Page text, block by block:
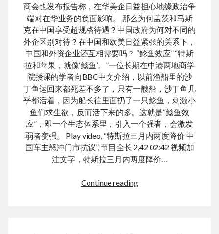
December 2019
September 2019
March 2019
December 2018
April 2018
January 2018
February 2017
December 2016
February 2016
September 2015
July 2015
September 2014
March 2014
商会也发布报告称，在华美企日益担心地缘政治争
端对在华业务的负面影响。 那么为何盖茨和马斯
克在中国享受超规格待遇？中国政府为何对不同的
外企区别对待？在中国和欧美日益紧张的关系下，
中国和外资企业还互相需要吗？ “鲶鱼效应” “特斯
拉和苹果，就像‘鲶鱼’。”一位长期在中港两地商学
院授课的学者向BBC中文介绍，以前渔船里的沙
丁鱼运回来都死差不多了，只有一艘船，沙丁鱼几
乎都活着，因为船长往里面扔了一只鲶鱼，刺激小
鱼们求生欲，反而活下来的多。这就是“鲶鱼效
应”，即一个生态体系里，引入一个强者，会激发
弱者变强。 Play video, “特斯拉三月内两度降价 中
国车主怒冲门市抗议”, 节目全长 2,42 02:42 视频加
注文字，特斯拉三月内两度降价…
Continue readingBill